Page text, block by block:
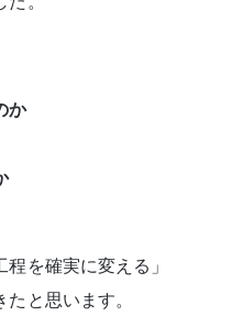
か
程を確実に変える」
と思います。